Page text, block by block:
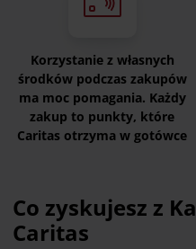
Korzystanie z własnych
środków podczas zakupów
ma moc pomagania. Każdy
zakup to punkty, które
Caritas otrzyma w gotówce
Co zyskujesz z
Caritas